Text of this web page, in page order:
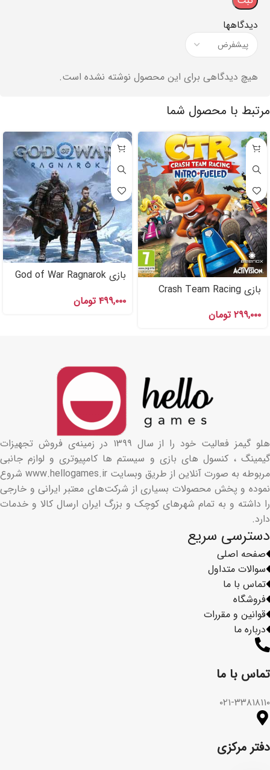
دیدگاهها
هیچ دیدگاهی برای این محصول نوشته نشده است.
مرتبط با محصول شما
بازی Crash Team Racing
۲۹۹,۰۰۰ تومان
بازی God of War Ragnarok
۴۹۹,۰۰۰ تومان
تماس با ما​
۰۲۱-۳۳۸۱۸۱۱۰
دفتر مرکزی
فروشگاه
قوانین و مقررات
درباره ما
دسترسی سریع
صفحه اصلی
سوالات متداول
تماس با ما
هلو گیمز فعالیت خود را از سال ۱۳۹۹ در زمینه‌ی فروش تجهیزات
گیمینگ ، کنسول های بازی و سیستم ها کامپیوتری و لوازم جانبی
مربوطه به صورت آنلاین از طریق وبسایت www.hellogames.ir شروع
نموده و پخش محصولات بسیاری از شرکت‌های معتبر ایرانی و خارجی
را داشته و به تمام شهرهای کوچک و بزرگ ایران ارسال کالا و خدمات
دارد.